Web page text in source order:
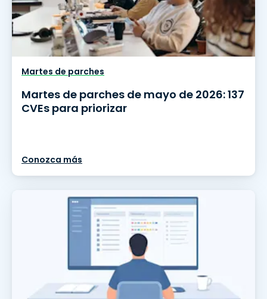
Martes de parches
Martes de parches de mayo de 2026: 137
CVEs para priorizar
Conozca más